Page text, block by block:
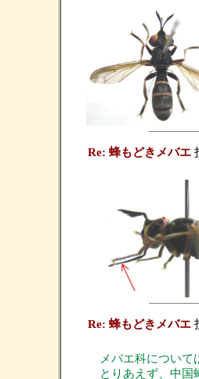
Re: 蜂もどきメバエ
Re: 蜂もどきメバエ
メバエ科につい
とりあえず、中国